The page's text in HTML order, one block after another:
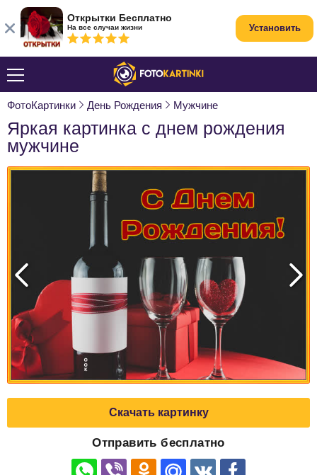
ФотоКартинки День Рождения Мужчине
Яркая картинка с днем рождения
мужчине
Скачать картинку
Отправить бесплатно
Открытки Бесплатно
На все случаи жизни Установить